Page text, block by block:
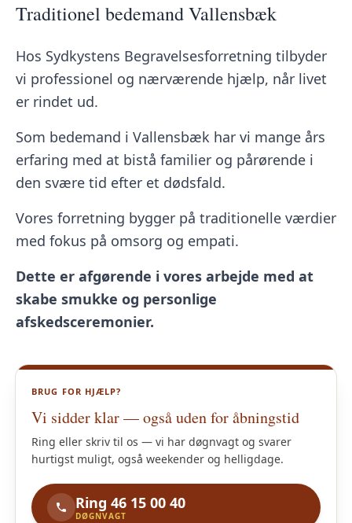
Traditionel bedemand Vallensbæk
Hos Sydkystens Begravelsesforretning tilbyder
vi professionel og nærværende hjælp, når livet
er rindet ud.
Som bedemand i Vallensbæk har vi mange års
erfaring med at bistå familier og pårørende i
den svære tid efter et dødsfald.
Vores forretning bygger på traditionelle værdier
med fokus på omsorg og empati.
Dette er afgørende i vores arbejde med at
skabe smukke og personlige
afskedsceremonier.
BRUG FOR HJÆLP?
Vi sidder klar — også uden for åbningstid
Ring eller skriv til os — vi har døgnvagt og svarer
hurtigst muligt, også weekender og helligdage.
Ring 46 15 00 40
DØGNVAGT